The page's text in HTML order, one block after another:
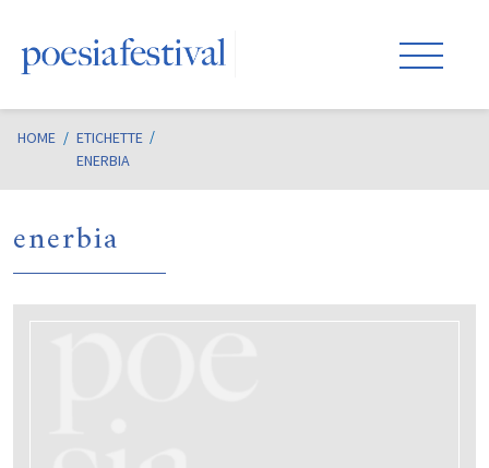
HOME / ETICHETTE
ENERBIA
enerbia